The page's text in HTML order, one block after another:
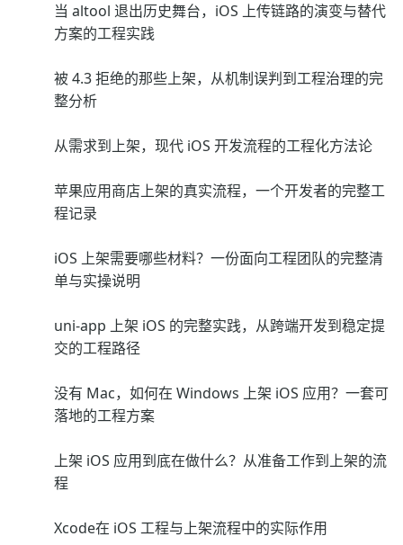
当 altool 退出历史舞台，iOS 上传链路的演变与替代
方案的工程实践
被 4.3 拒绝的那些上架，从机制误判到工程治理的完
整分析
从需求到上架，现代 iOS 开发流程的工程化方法论
苹果应用商店上架的真实流程，一个开发者的完整工
程记录
iOS 上架需要哪些材料？一份面向工程团队的完整清
单与实操说明
uni-app 上架 iOS 的完整实践，从跨端开发到稳定提
交的工程路径
没有 Mac，如何在 Windows 上架 iOS 应用？一套可
落地的工程方案
上架 iOS 应用到底在做什么？从准备工作到上架的流
程
Xcode在 iOS 工程与上架流程中的实际作用